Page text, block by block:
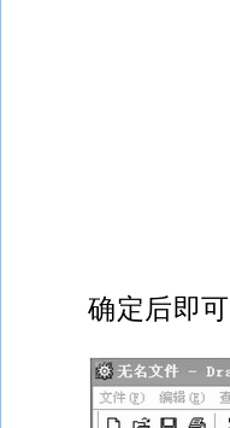
确定后即可